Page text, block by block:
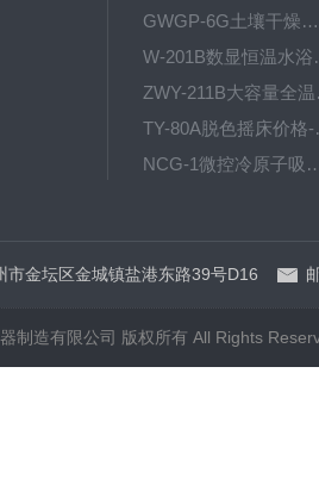
GWGP-6G土壤干燥柜-干燥箱/干燥机
W-
TY-
NCG-1微控冷
市金坛区金城镇盐港东路39号D16
制造有限公司 版权所有 All Rights